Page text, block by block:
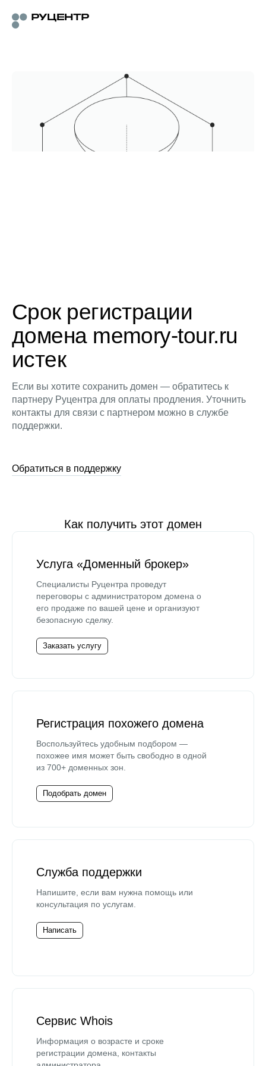
Срок регистрации
домена memory-tour.ru
истек
Если вы хотите сохранить домен — обратитесь к
партнеру Руцентра для оплаты продления. Уточнить
контакты для связи с партнером можно в службе
поддержки.
Обратиться в поддержку
Как получить этот домен
Услуга «Доменный брокер»
Специалисты Руцентра проведут
переговоры с администратором домена о
его продаже по вашей цене и организуют
безопасную сделку.
Заказать услугу
Регистрация похожего домена
Воспользуйтесь удобным подбором —
похожее имя может быть свободно в одной
из 700+ доменных зон.
Подобрать домен
Служба поддержки
Напишите, если вам нужна помощь или
консультация по услугам.
Написать
Сервис Whois
Информация о возрасте и сроке
регистрации домена, контакты